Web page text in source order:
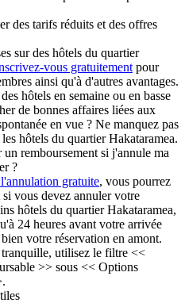
des tarifs réduits et des offres
sur des hôtels du quartier
vous gratuitement pour
ainsi qu'à d'autres avantages.
hôtels en semaine ou en basse
de bonnes affaires liées aux
en vue ? Ne manquez pas
hôtels du quartier Hakataramea.
remboursement si j'annule ma
?
gratuite, vous pourrez
vous devez annuler votre
hôtels du quartier Hakataramea,
24 heures avant votre arrivée
votre réservation en amont.
utilisez le filtre <<
>> sous << Options